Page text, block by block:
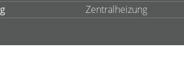
Zentralheizung